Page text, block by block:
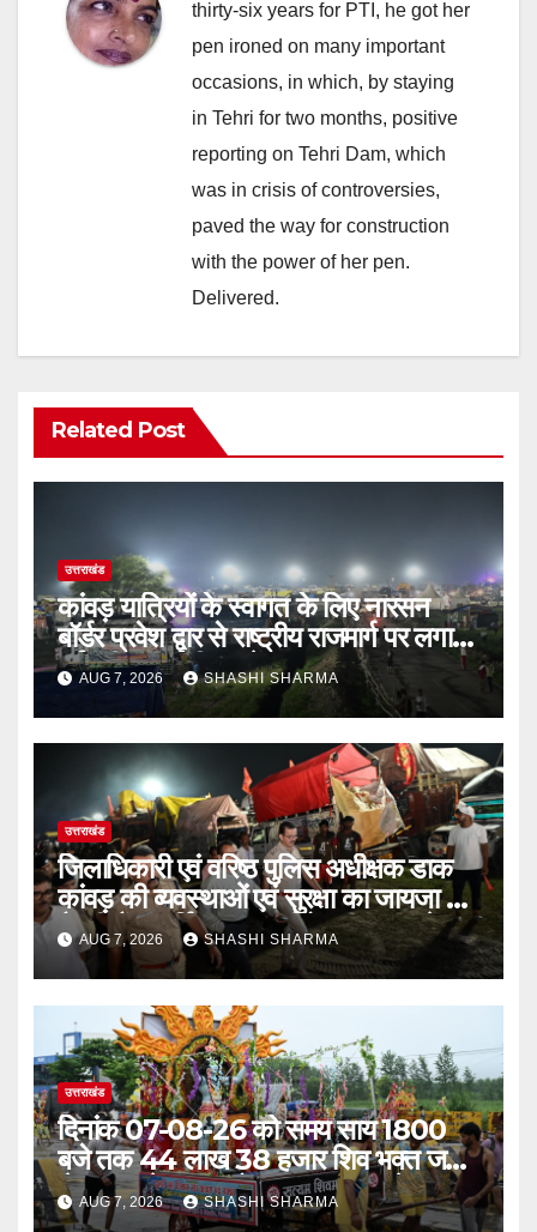
thirty-six years for PTI, he got her
pen ironed on many important
occasions, in which, by staying
in Tehri for two months, positive
reporting on Tehri Dam, which
was in crisis of controversies,
paved the way for construction
with the power of her pen.
Delivered.
Related Post
उत्तराखंड
कांवड़ यात्रियों के स्वागत के लिए नारसन
बॉर्डर प्रवेश द्वार से राष्ट्रीय राजमार्ग पर लगाई
गई रंगीन एलईडी लाइटें
AUG 7, 2026 SHASHI SHARMA
उत्तराखंड
जिलाधिकारी एवं वरिष्ठ पुलिस अधीक्षक डाक
कांवड़ की व्यवस्थाओं एवं सुरक्षा का जायजा लेने
बैरागी कैंप पार्किंग स्थल जीरो ग्राउंड पर देर
रात्रि पहुंचे
AUG 7, 2026 SHASHI SHARMA
उत्तराखंड
दिनांक 07-08-26 को समय साय 1800
बजे तक 44 लाख 38 हजार शिव भक्त जल
लेकर अपने गंतव्य को प्रस्थान कर चुके
AUG 7, 2026 SHASHI SHARMA